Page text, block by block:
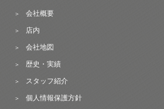
会社概要
店内
会社地図
歴史・実績
スタッフ紹介
個人情報保護方針